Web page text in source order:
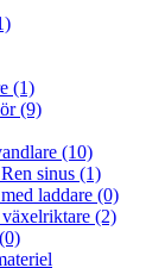
(1)
(9)
(10)
sinus (1)
laddare (0)
(2)